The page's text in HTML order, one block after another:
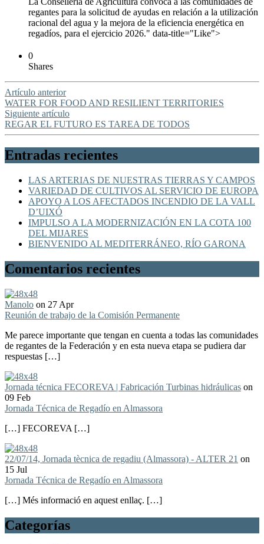
regantes para la solicitud de ayudas en relación a la utilización
racional del agua y la mejora de la eficiencia energética en
regadíos, para el ejercicio 2026." data-title="Like">
0
Shares
Artículo anterior
WATER FOR FOOD AND RESILIENT TERRITORIES
Siguiente artículo
REGAR EL FUTURO ES TAREA DE TODOS
Entradas recientes
LAS ARTERIAS DE NUESTRAS TIERRAS Y CAMPOS
VARIEDAD DE CULTIVOS AL SERVICIO DE EUROPA
APOYO A LOS AFECTADOS INCENDIO DE LA VALL
D’UIXÓ
IMPULSO A LA MODERNIZACIÓN EN LA COTA 100
DEL MIJARES
BIENVENIDO AL MEDITERRÁNEO, RÍO GARONA
Comentarios recientes
Manolo on 27 Apr
Reunión de trabajo de la Comisión Permanente
Me parece importante que tengan en cuenta a todas las comunidades
de regantes de la Federación y en esta nueva etapa se pudiera dar
respuestas […]
Jornada técnica FECOREVA | Fabricación Turbinas hidráulicas on
09 Feb
Jornada Técnica de Regadío en Almassora
[…] FECOREVA […]
22/07/14, Jornada tècnica de regadiu (Almassora) - ALTER 21 on
15 Jul
Jornada Técnica de Regadío en Almassora
[…] Més informació en aquest enllaç. […]
Categorías